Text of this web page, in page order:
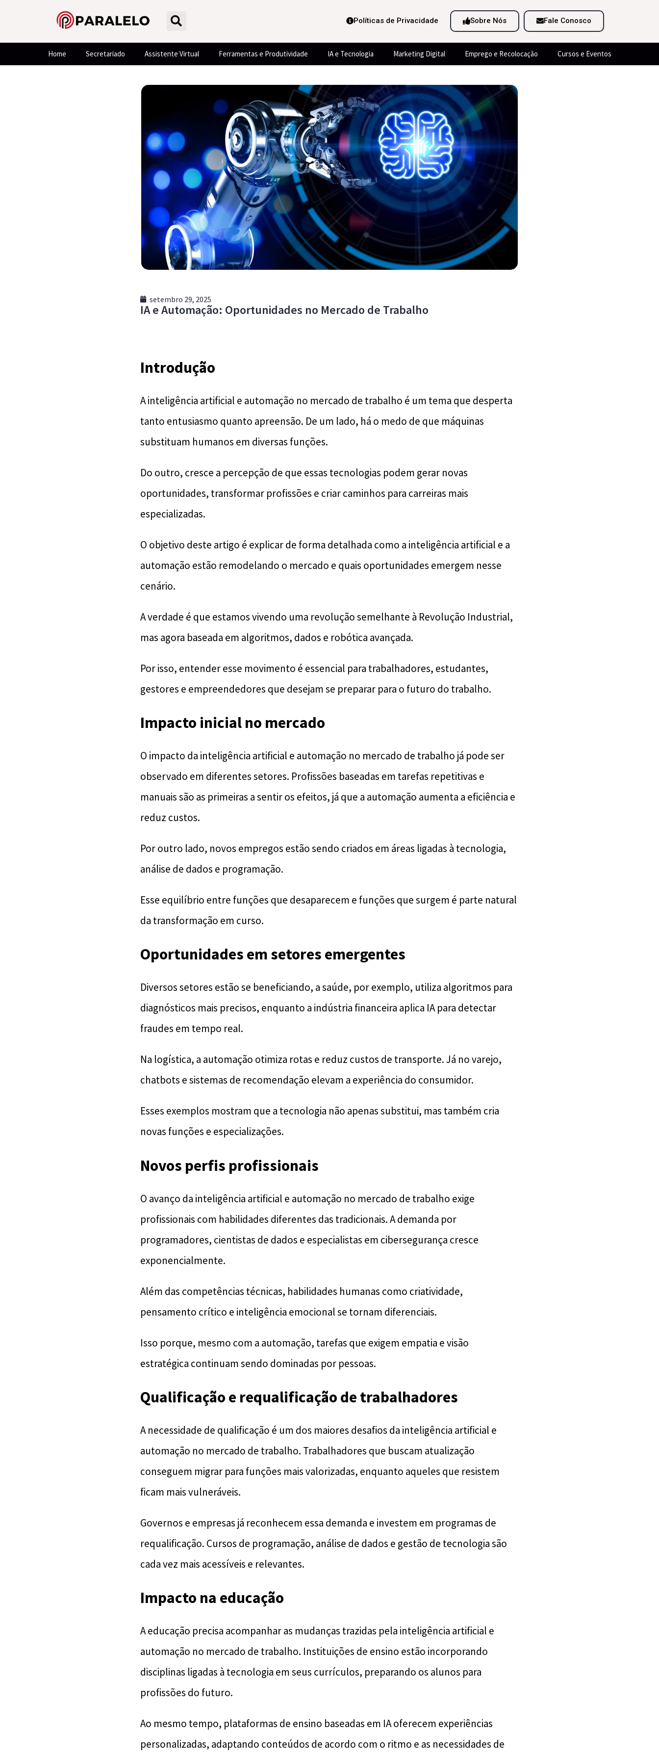
Políticas de Privacidade Sobre Nós Fale Conosco
Home Secretariado Assistente Virtual Ferramentas e Produtividade IA e Tecnologia Marketing Digital Emprego e Recolocação Cursos e Eventos
setembro 29, 2025
IA e Automação: Oportunidades no Mercado de Trabalho
Introdução
A inteligência artificial e automação no mercado de trabalho é um tema que desperta
tanto entusiasmo quanto apreensão. De um lado, há o medo de que máquinas
substituam humanos em diversas funções.
Do outro, cresce a percepção de que essas tecnologias podem gerar novas
oportunidades, transformar profissões e criar caminhos para carreiras mais
especializadas.
O objetivo deste artigo é explicar de forma detalhada como a inteligência artificial e a
automação estão remodelando o mercado e quais oportunidades emergem nesse
cenário.
A verdade é que estamos vivendo uma revolução semelhante à Revolução Industrial,
mas agora baseada em algoritmos, dados e robótica avançada.
Por isso, entender esse movimento é essencial para trabalhadores, estudantes,
gestores e empreendedores que desejam se preparar para o futuro do trabalho.
Impacto inicial no mercado
O impacto da inteligência artificial e automação no mercado de trabalho já pode ser
observado em diferentes setores. Profissões baseadas em tarefas repetitivas e
manuais são as primeiras a sentir os efeitos, já que a automação aumenta a eficiência e
reduz custos.
Por outro lado, novos empregos estão sendo criados em áreas ligadas à tecnologia,
análise de dados e programação.
Esse equilíbrio entre funções que desaparecem e funções que surgem é parte natural
da transformação em curso.
Oportunidades em setores emergentes
Diversos setores estão se beneficiando, a saúde, por exemplo, utiliza algoritmos para
diagnósticos mais precisos, enquanto a indústria financeira aplica IA para detectar
fraudes em tempo real.
Na logística, a automação otimiza rotas e reduz custos de transporte. Já no varejo,
chatbots e sistemas de recomendação elevam a experiência do consumidor.
Esses exemplos mostram que a tecnologia não apenas substitui, mas também cria
novas funções e especializações.
Novos perfis profissionais
O avanço da inteligência artificial e automação no mercado de trabalho exige
profissionais com habilidades diferentes das tradicionais. A demanda por
programadores, cientistas de dados e especialistas em cibersegurança cresce
exponencialmente.
Além das competências técnicas, habilidades humanas como criatividade,
pensamento crítico e inteligência emocional se tornam diferenciais.
Isso porque, mesmo com a automação, tarefas que exigem empatia e visão
estratégica continuam sendo dominadas por pessoas.
Qualificação e requalificação de trabalhadores
A necessidade de qualificação é um dos maiores desafios da inteligência artificial e
automação no mercado de trabalho. Trabalhadores que buscam atualização
conseguem migrar para funções mais valorizadas, enquanto aqueles que resistem
ficam mais vulneráveis.
Governos e empresas já reconhecem essa demanda e investem em programas de
requalificação. Cursos de programação, análise de dados e gestão de tecnologia são
cada vez mais acessíveis e relevantes.
Impacto na educação
A educação precisa acompanhar as mudanças trazidas pela inteligência artificial e
automação no mercado de trabalho. Instituições de ensino estão incorporando
disciplinas ligadas à tecnologia em seus currículos, preparando os alunos para
profissões do futuro.
Ao mesmo tempo, plataformas de ensino baseadas em IA oferecem experiências
personalizadas, adaptando conteúdos de acordo com o ritmo e as necessidades de